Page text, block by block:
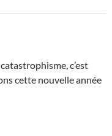
c’est
cette nouvelle année